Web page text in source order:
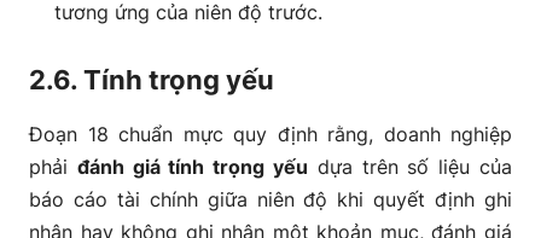
tương ứng của niên độ trước.
2.6. Tính trọng yếu
Đoạn 18 chuẩn mực quy định rằng, doanh nghiệp
phải đánh giá tính trọng yếu dựa trên số liệu của
báo cáo tài chính giữa niên độ khi quyết định ghi
nhận hay không ghi nhận một khoản mục, đánh giá